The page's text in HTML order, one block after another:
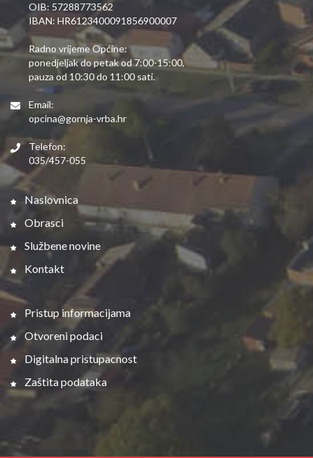
OIB: 57288773562
IBAN: HR6123400091856900007
Radno vrijeme Općine:
ponedjeljak do petak od 7:00-15:00,
pauza od 10:30 do 11:00 sati.
Email:
opcina@gornja-vrba.hr
Telefon:
035/457-055
Naslovnica
Obrasci
Službene novine
Kontakt
Pristup informacijama
Otvoreni podaci
Digitalna pristupacnost
Zaštita podataka